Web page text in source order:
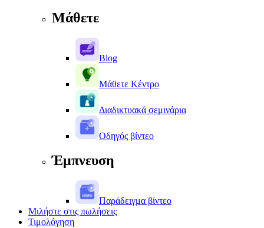
Μάθετε
Blog
Μάθετε Κέντρο
Διαδικτυακά σεμινάρια
Οδηγός βίντεο
Έμπνευση
Παράδειγμα βίντεο
Μιλήστε στις πωλήσεις
Τιμολόγηση